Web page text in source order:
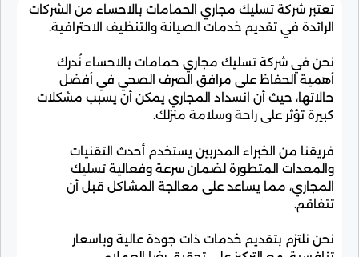
تعتبر شركة تسليك مجاري الحمامات بالاحساء من الشركات
الرائدة في تقديم خدمات الصيانة والتنظيف الاحترافية.
نحن في شركة تسليك مجاري حمامات بالاحساء نُدرك
أهمية الحفاظ على مرافق الصرف الصحي في أفضل
حالاتها، حيث أن انسداد المجاري يمكن أن يسبب مشكلات
كبيرة تؤثر على راحة وسلامة منزلك.
فريقنا من الخبراء المدربين يستخدم أحدث التقنيات
والمعدات المتطورة لضمان سرعة وفعالية تسليك
المجاري، مما يساعد على معالجة المشاكل قبل أن
تتفاقم.
نحن نلتزم بتقديم خدمات ذات جودة عالية وباسعار